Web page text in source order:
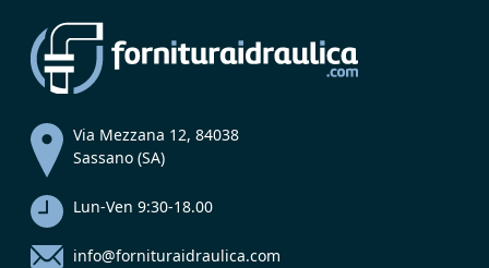
Via Mezzana 12, 84038
Sassano (SA)
Lun-Ven 9:30-18.00
info@fornituraidraulica.com